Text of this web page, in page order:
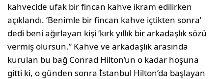
kahvecide ufak bir fincan kahve ikram edilirken
açıklandı. ‘Benimle bir fincan kahve içtikten sonra’
dedi beni ağırlayan kişi ‘kırk yıllık bir arkadaşlık sözü
vermiş olursun.” Kahve ve arkadaşlık arasında
kurulan bu bağ Conrad Hilton’un o kadar hoşuna
gitti ki, o günden sonra İstanbul Hilton’da başlayan